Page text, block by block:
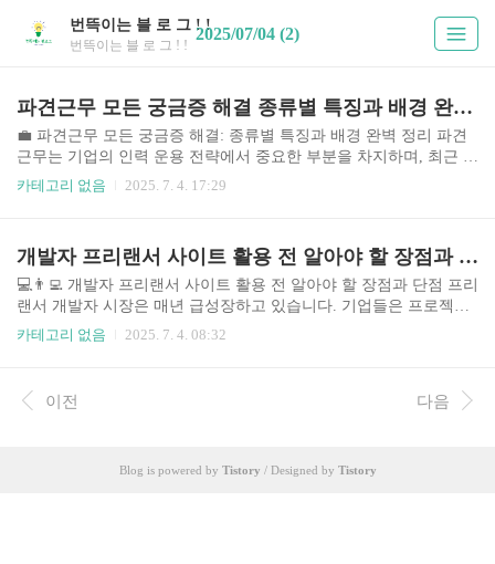
번뜩이는 블 로 그 ! !
번뜩이는 블 로 그 ! !
2025/07/04 (2)
파견근무 모든 궁금증 해결 종류별 특징과 배경 완벽 정리
💼 파견근무 모든 궁금증 해결: 종류별 특징과 배경 완벽 정리 파견
근무는 기업의 인력 운용 전략에서 중요한 부분을 차지하며, 최근 급
변하는 경제 환경 속에서 그 중요성이 더욱 커지고 있습니다. 기업들
단점이 다르기 때문에 신중한 선택이 필요합니다. 본 가이드에서는
파견근무의 다양한 유형을 비교 분석하고, 상황별 최적의 선택을 위
한 정보를 제공하여 파견근무에 대한 모든 궁금증을 해결해 드리겠
습니다. 파견근무 시장의 현황은 지속적인 성장세를 보이고 있습니
다. 기업들의 유연한 인력 ..
카테고리 없음 2025. 7. 4. 17:29
개발자 프리랜서 사이트 활용 전 알아야 할 장점과 단점
💻👨‍💻 개발자 프리랜서 사이트 활용 전 알아야 할 장점과 단점 프리
랜서 개발자 시장은 매년 급성장하고 있습니다. 기업들은 프로젝트
기반으로 유연하게 인력을 확보하고, 개발자들은 자신에게 맞는 프
다 수수료, 프로젝트 종류, 개발자 풀의 질 등 차이가 존재합니다. 본
가이드에서는 주요 프리랜서 사이트들을 비교 분석하여 개발자들이
등의 요인이 프리랜서 시장의 복잡성을 더하고 있습니다. 따라서 신
카테고리 없음 2025. 7. 4. 08:32
이전 다음
Blog is powered by Tistory / Designed by Tistory